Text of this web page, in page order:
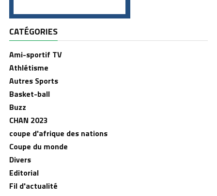
CATÉGORIES
Ami-sportif TV
Athlétisme
Autres Sports
Basket-ball
Buzz
CHAN 2023
coupe d'afrique des nations
Coupe du monde
Divers
Editorial
Fil d'actualité